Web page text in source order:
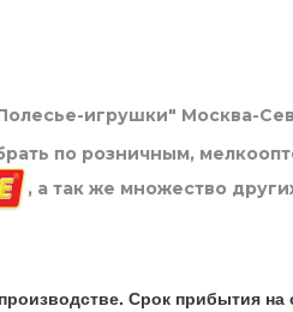
игрушки" Москва-
по розничным,
, а так же множество
Срок прибытия на